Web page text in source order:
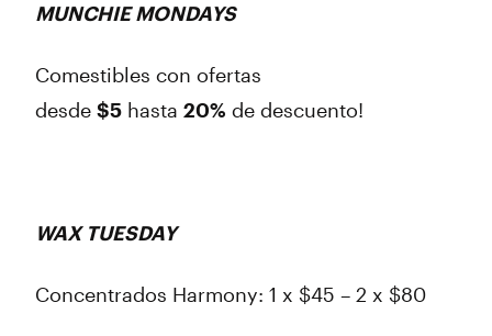
MUNCHIE MONDAYS
Comestibles con ofertas
desde $5 hasta 20% de descuento!
WAX TUESDAY
Concentrados Harmony: 1 x $45 – 2 x $80